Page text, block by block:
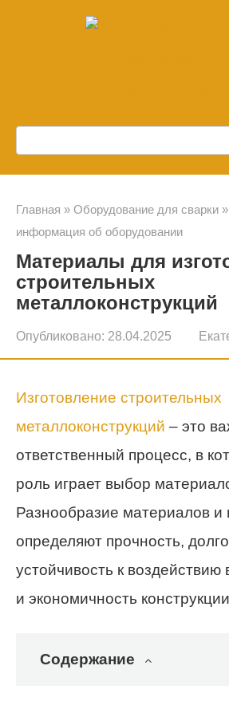
Главная » Оборудование для сварки »
информация об оборудовании
Материалы для
строительных
металлоконструкций
Опубликовано: 28.04.2025
Изготовление строительных
металлоконструкций – это
ответственный процесс, в
роль играет выбор
Разнообразие материалов и
определяют прочность,
устойчивость к
и экономичность
Содержание